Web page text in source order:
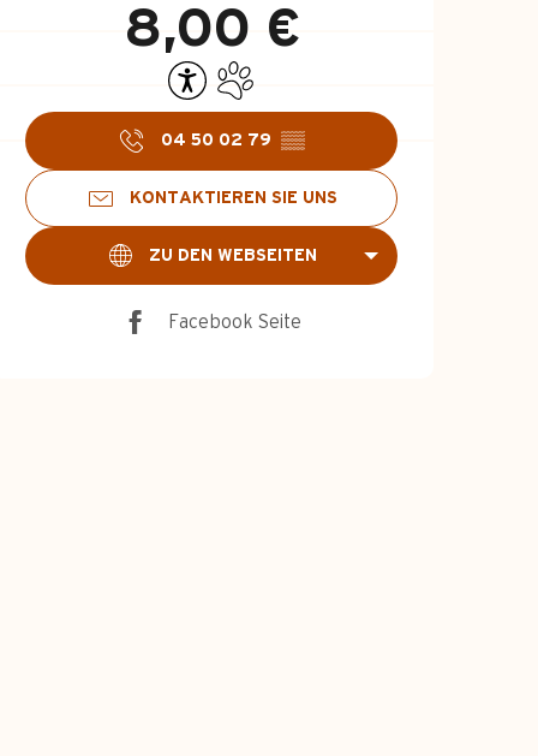
8,00 €
04 50 02 79 ▒▒
KONTAKTIEREN SIE UNS
ZU DEN WEBSEITEN
Facebook Seite